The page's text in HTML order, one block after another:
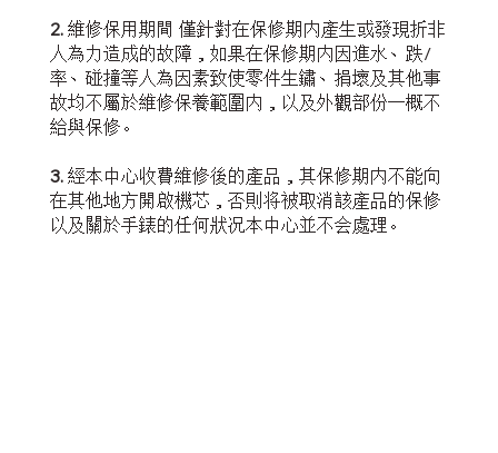
2.維修保用期間 僅針對在保修期内產生或發現折非
人為力造成的故障，如果在保修期内因進水、跌/
率、碰撞等人為因素致使零件生鏽、捐壞及其他事
故均不屬於維修保養範圍内，以及外觀部份一概不
給與保修。
3.經本中心收費維修後的產品，其保修期内不能向
在其他地方開啟機芯，否則将被取消該產品的保修
以及關於手錶的任何狀况本中心並不会處理。